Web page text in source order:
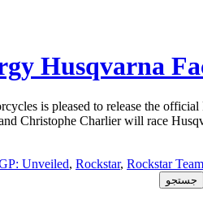
Husqvarna
is pleased to release the
Charlier will race
Unveiled, Rockstar, Rockstar Team